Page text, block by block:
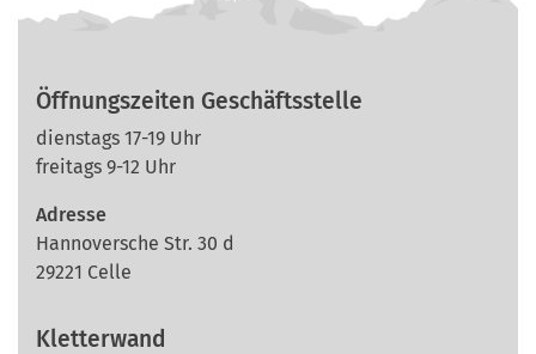
Öffnungszeiten Geschäftsstelle
dienstags 17-19 Uhr
freitags 9-12 Uhr
Adresse
Hannoversche Str. 30 d
29221 Celle
Kletterwand